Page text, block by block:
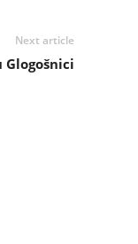
Next article